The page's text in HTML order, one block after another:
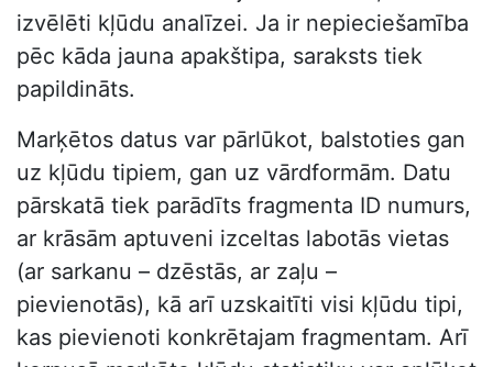
izvēlēti kļūdu analīzei. Ja ir nepieciešamība
pēc kāda jauna apakštipa, saraksts tiek
papildināts.
Marķētos datus var pārlūkot, balstoties gan
uz kļūdu tipiem, gan uz vārdformām. Datu
pārskatā tiek parādīts fragmenta ID numurs,
ar krāsām aptuveni izceltas labotās vietas
(ar sarkanu – dzēstās, ar zaļu –
pievienotās), kā arī uzskaitīti visi kļūdu tipi,
kas pievienoti konkrētajam fragmentam. Arī